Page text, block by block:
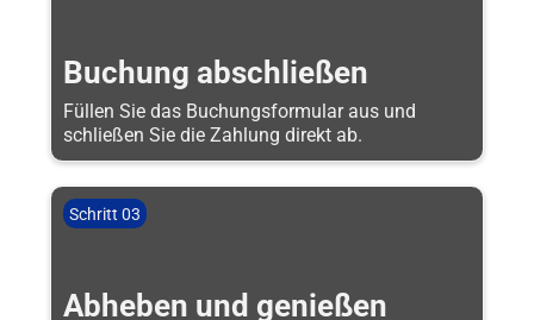
Buchung abschließen
Füllen Sie das Buchungsformular aus und
schließen Sie die Zahlung direkt ab.
Schritt 03
Abheben und genießen